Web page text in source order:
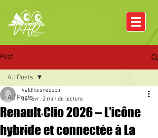
Post
All Posts
Rencontre avec
Pâques
All Posts
Renault Clio 2026 – L’icône
hybride et connectée à La
valdhuisnepubli
16 févr. 2 min de lecture